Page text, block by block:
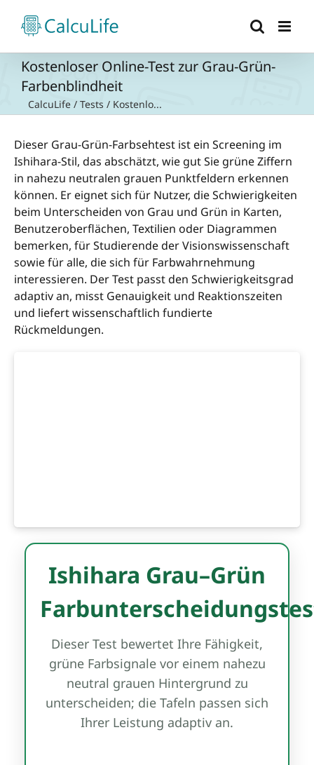
Inhalt
springen
Kostenloser Online-Test zur Grau-Grün-
Farbenblindheit
CalcuLife / Tests / Kostenlo...
Dieser Grau-Grün-Farbsehtest ist ein Screening im
Ishihara-Stil, das abschätzt, wie gut Sie grüne Ziffern
in nahezu neutralen grauen Punktfeldern erkennen
können. Er eignet sich für Nutzer, die Schwierigkeiten
beim Unterscheiden von Grau und Grün in Karten,
Benutzeroberflächen, Textilien oder Diagrammen
bemerken, für Studierende der Visionswissenschaft
sowie für alle, die sich für Farbwahrnehmung
interessieren. Der Test passt den Schwierigkeitsgrad
adaptiv an, misst Genauigkeit und Reaktionszeiten
und liefert wissenschaftlich fundierte
Rückmeldungen.
Ishihara Grau–Grün
Dieser Test bewertet Ihre Fähigkeit,
grüne Farbsignale vor einem nahezu
neutral grauen Hintergrund zu
unterscheiden; die Tafeln passen sich
Ihrer Leistung adaptiv an.